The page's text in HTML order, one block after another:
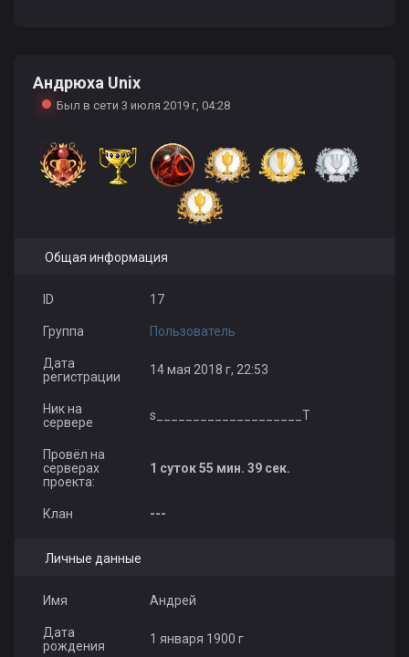
Андрюха Unix
Был в сети 3 июля 2019 г, 04:28
Общая информация
ID 17
Группа Пользователь
Дата
регистрации
14 мая 2018 г, 22:53
Ник на
сервере
s____________________T
Провёл на
серверах
проекта:
1 суток 55 мин. 39 сек.
Клан ---
Личные данные
Имя Андрей
Дата
рождения
1 января 1900 г